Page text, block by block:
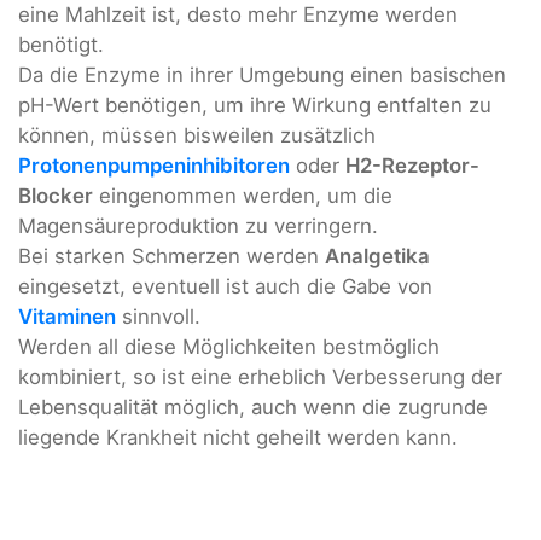
eine Mahlzeit ist, desto mehr Enzyme werden
benötigt.
Da die Enzyme in ihrer Umgebung einen basischen
pH-Wert benötigen, um ihre Wirkung entfalten zu
können, müssen bisweilen zusätzlich
Protonenpumpeninhibitoren oder H2-Rezeptor-
Blocker eingenommen werden, um die
Magensäureproduktion zu verringern.
Bei starken Schmerzen werden Analgetika
eingesetzt, eventuell ist auch die Gabe von
Vitaminen sinnvoll.
Werden all diese Möglichkeiten bestmöglich
kombiniert, so ist eine erheblich Verbesserung der
Lebensqualität möglich, auch wenn die zugrunde
liegende Krankheit nicht geheilt werden kann.